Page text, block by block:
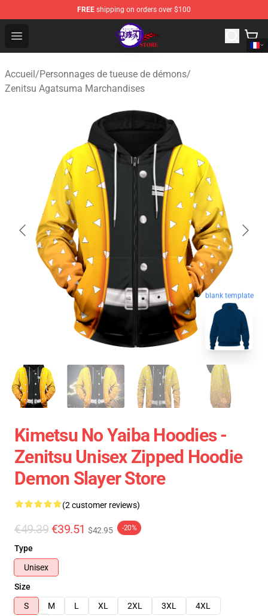
FREE shipping on orders over $100
Open menu
Kimetsu no Yaiba Store - Official Kimetsu no Yaiba
Accueil/Personnages de tueuse de démons/
Zenitsu Agatsuma Marchandises
blank template
Kimetsu No Yaiba Hoodies -
Zenitsu Unisex Zipped Hoodie
Demon Slayer Store
(2 customer reviews)
€49.39 €39.51 $42.95 -20%
Type
Unisex
Size
S
M L XL 2XL 3XL
4XL